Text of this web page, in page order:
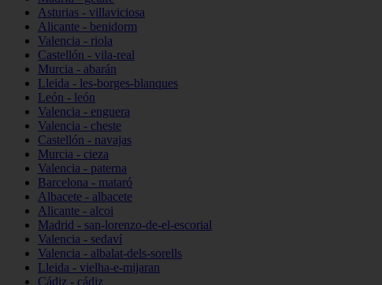
Asturias - villaviciosa
Alicante - benidorm
Valencia - riola
Castellón - vila-real
Murcia - abarán
Lleida - les-borges-blanques
León - león
Valencia - enguera
Valencia - cheste
Castellón - navajas
Murcia - cieza
Valencia - paterna
Barcelona - mataró
Albacete - albacete
Alicante - alcoi
Madrid - san-lorenzo-de-el-escorial
Valencia - sedaví
Valencia - albalat-dels-sorells
Lleida - vielha-e-mijaran
Cádiz - cádiz